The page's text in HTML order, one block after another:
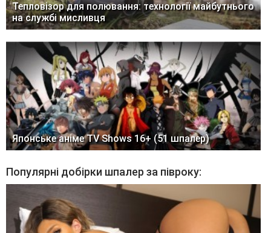
Тепловізор для полювання: технології майбутнього
на службі мисливця
Японське аніме TV Shows 16+ (51 шпалер)
Популярні добірки шпалер за півроку: